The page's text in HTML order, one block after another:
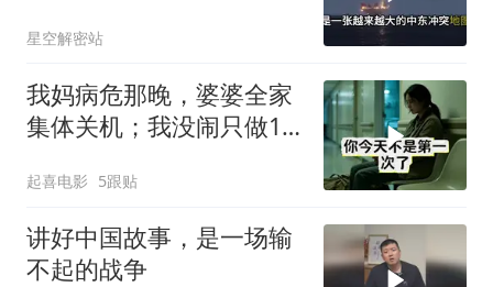
彻底心寒
星空解密站
我妈病危那晚，婆婆全家
集体关机；我没闹只做1
你是不是疯了？
起喜电影 5跟贴
讲好中国故事，是一场输
不起的战争